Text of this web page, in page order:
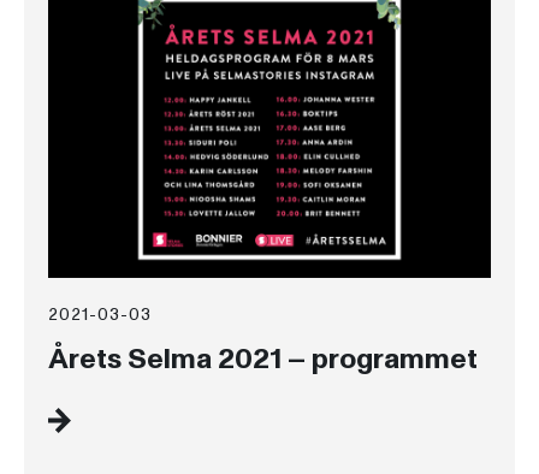
2021-03-03
Årets Selma 2021 – programmet